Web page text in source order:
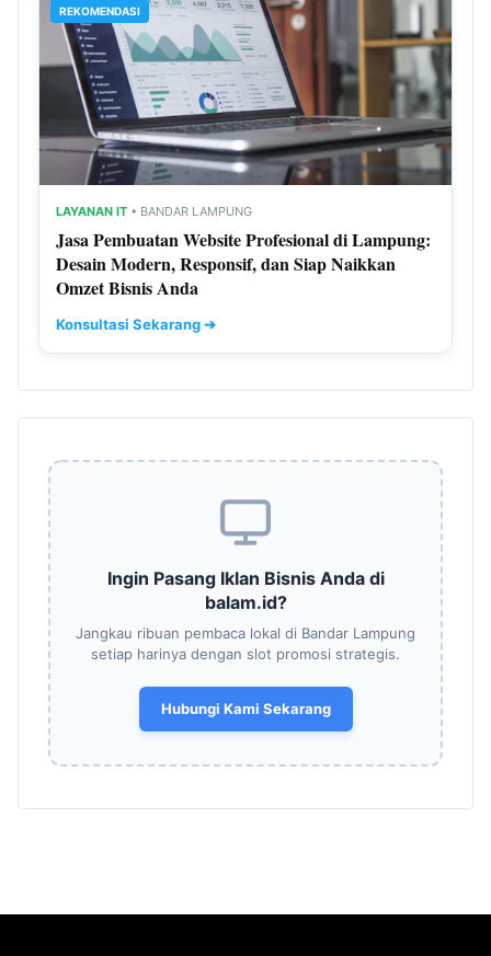
REKOMENDASI
LAYANAN IT • BANDAR LAMPUNG
Jasa Pembuatan Website Profesional di Lampung:
Desain Modern, Responsif, dan Siap Naikkan
Omzet Bisnis Anda
Konsultasi Sekarang ➔
Ingin Pasang Iklan Bisnis Anda di
balam.id?
Jangkau ribuan pembaca lokal di Bandar Lampung
setiap harinya dengan slot promosi strategis.
Hubungi Kami Sekarang